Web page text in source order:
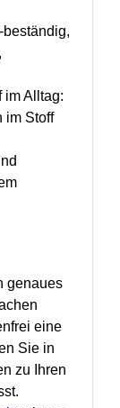
beständig,
im Alltag:
im Stoff
genaues
eine
Sie in
zu Ihren